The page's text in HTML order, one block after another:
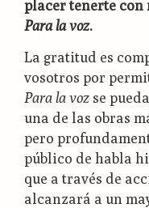
placer tenerte con
Para la voz.
La gratitud es
vosotros por
Para la voz se
una de las obras
pero
público de habla
que a través de
alcanzará a un